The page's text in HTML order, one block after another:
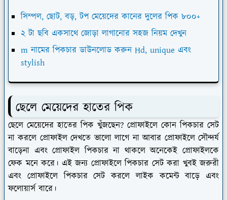
সিম্পল, ছোট, বড়, টপ মেয়েদের কানের দুলের পিক ৮০০+
২ টা ছবি একসাথে জোড়া লাগানোর সহজ নিয়ম দেখুন
m নামের পিকচার ডাউনলোড করুন Hd, unique এবং
stylish
ছেলে মেয়েদের হাতের পিক
ছেলে মেয়েদের হাতের পিক খুঁজছেন? প্রোফাইলে কোন পিকচার সেট
না করলে প্রোফাইল দেখতে ভালো লাগে না আবার প্রোফাইলে সৌন্দর্য
বাড়েনা এবং প্রোফাইল পিকচার না থাকলে অনেকেই প্রোফাইলকে
ফেক মনে করে। এই জন্য প্রোফাইলে পিকচার সেট করা খুবই জরুরী
এবং প্রোফাইলে পিকচার সেট করলে লাইক কমেন্ট বাড়ে এবং
ফলোয়ার্স বারে।